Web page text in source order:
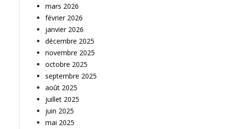
mars 2026
février 2026
janvier 2026
décembre 2025
novembre 2025
octobre 2025
septembre 2025
août 2025
juillet 2025
juin 2025
mai 2025